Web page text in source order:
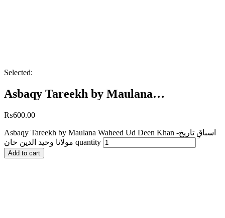
Selected:
Asbaqy Tareekh by Maulana…
₨600.00
Asbaqy Tareekh by Maulana Waheed Ud Deen Khan اسباقِ تاریخ-
مولانا وحید الدین خان quantity
Add to cart